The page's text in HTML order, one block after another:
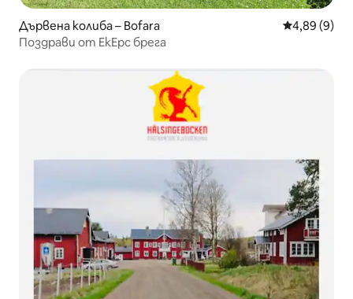
Дървена колиба – Bofara Средна
4,89 (9)
Поздрави от ЕкЕрс брега